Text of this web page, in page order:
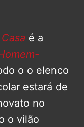
é a
o o elenco
estará de
no
o vilão